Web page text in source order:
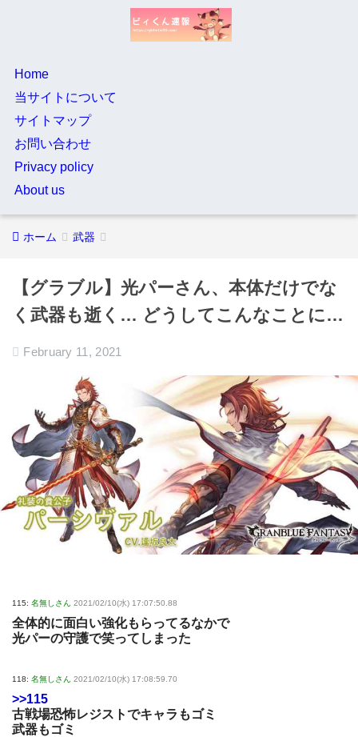
Home
当サイトについて
サイトマップ
お問い合わせ
Privacy policy
About us
ホーム 武器
【グラブル】光パーさん、本体だけでな
く武器も逝く… どうしてこんなことに…
February 11, 2021
115: 名無しさん 2021/02/10(水) 17:07:50.88
全体的に面白い強化もらってるなかで
光パーの守護で笑ってしまった
118: 名無しさん 2021/02/10(水) 17:08:59.70
>>115
古戦場恐怖レジストでキャラもゴミ
武器もゴミ